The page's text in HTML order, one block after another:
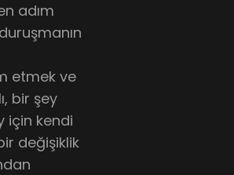
adım
etmek ve
bir şey
için kendi
değişiklik